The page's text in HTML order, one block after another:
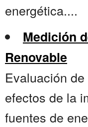
energética....
Medición
Renovable
Evaluación
efectos de la
fuentes de